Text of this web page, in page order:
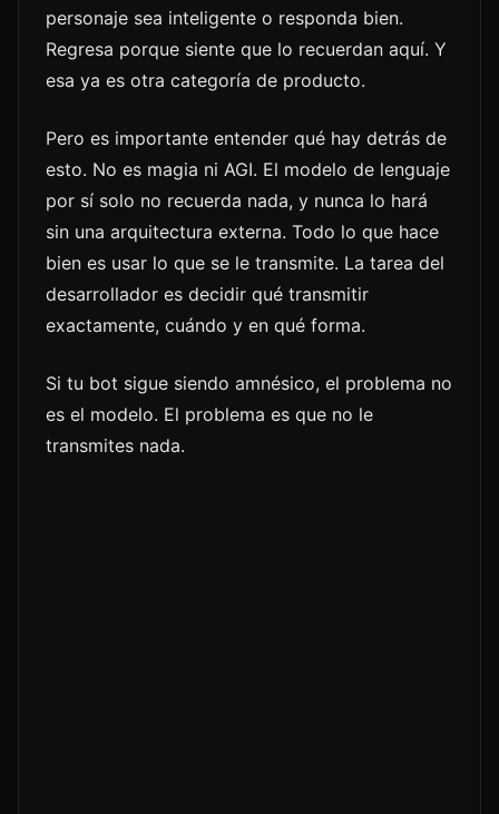
personaje sea inteligente o responda bien.
Regresa porque siente que lo recuerdan aquí. Y
esa ya es otra categoría de producto.
Pero es importante entender qué hay detrás de
esto. No es magia ni AGI. El modelo de lenguaje
por sí solo no recuerda nada, y nunca lo hará
sin una arquitectura externa. Todo lo que hace
bien es usar lo que se le transmite. La tarea del
desarrollador es decidir qué transmitir
exactamente, cuándo y en qué forma.
Si tu bot sigue siendo amnésico, el problema no
es el modelo. El problema es que no le
transmites nada.